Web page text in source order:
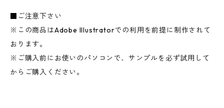
■ご注意下さい
※この商品はAdobe Illustratorでの利用を前提に制作されて
おります。
※ご購入前にお使いのパソコンで、サンプルを必ず試用して
からご購入ください。